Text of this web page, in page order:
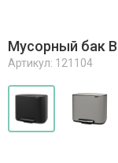
Мусорный бак
Артикул: 121104